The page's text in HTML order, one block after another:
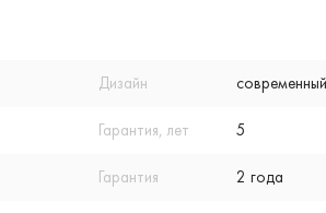
Дизайн
Гарантия, лет 5
Гарантия 2 года